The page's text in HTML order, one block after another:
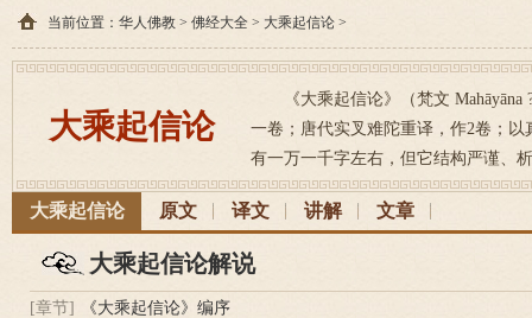
当前位置： 华人佛教 > 佛经大全 > 大乘起信论 >
大乘起信论
《大乘起信论》（梵文
一卷；唐代实叉难陀重译，作2卷；
有一万一千字左右，但它结构严谨、
大乘起信论 原文 译文 讲解 文章
大乘起信论解说
[章节]
《大乘起信论》编序